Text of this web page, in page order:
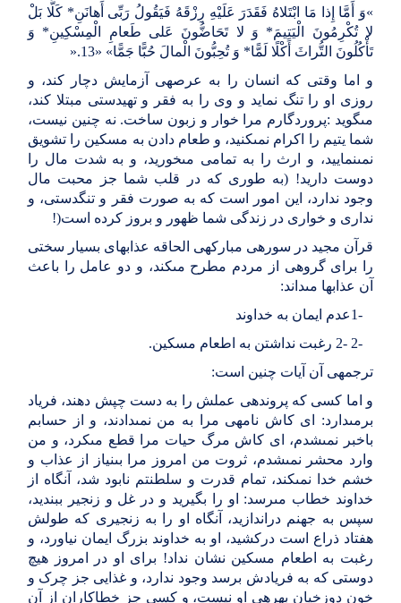
«وَ أَمَّا إِذا مَا ابْتَلاهُ فَقَدَرَ عَلَیْهِ رِزْقَهُ فَیَقُولُ رَبِّی أَهانَنِ* کَلَّا بَلْ
لا تُکْرِمُونَ الْیَتِیمَ* وَ لا تَحَاضُّونَ عَلى‏ طَعامِ الْمِسْکِینِ* وَ
تَأْکُلُونَ التُّراثَ أَکْلًا لَمًّا* وَ تُحِبُّونَ الْمالَ حُبًّا جَمًّا» «
13
».
و اما وقتى که انسان را به عرصه‏ى آزمایش دچار کند، و
روزى او را تنگ نماید و وى را به فقر و تهیدستى مبتلا کند،
مى‏گوید :پروردگارم مرا خوار و زبون ساخت. نه چنین نیست،
شما یتیم را اکرام نمى‏کنید، و طعام دادن به مسکین را تشویق
نمى‏نمایید، و ارث را به تمامى مى‏خورید، و به شدت مال را
دوست دارید! (به طورى که در قلب شما جز محبت مال
وجود ندارد، این امور است که به صورت فقر و تنگدستى، و
ندارى و خوارى در زندگى شما ظهور و بروز کرده است!)
قرآن مجید در سوره‏ى مبارکه‏ى الحاقه عذابهاى بسیار سختى
را براى گروهى از مردم مطرح مى‏کند، و دو عامل را باعث
آن عذابها مى‏داند:
1-عدم ایمان به خداوند
2-
2- رغبت نداشتن به اطعام مسکین.
ترجمه‏ى آن آیات چنین است:
و اما کسى که پرونده‏ى عملش را به دست چپش دهند، فریاد
برمى‏دارد: اى کاش نامه‏ى مرا به من نمى‏دادند، و از حسابم
باخبر نمى‏شدم، اى کاش مرگ حیات مرا قطع مى‏کرد، و من
وارد محشر نمى‏شدم، ثروت من امروز مرا بى‏نیاز از عذاب و
خشم خدا نمى‏کند، تمام قدرت و سلطنتم نابود شد، آنگاه از
خداوند خطاب مى‏رسد: او را بگیرید و در غل و زنجیر ببندید،
سپس به جهنم دراندازید، آنگاه او را به زنجیرى که طولش
هفتاد ذراع است درکشید، او به خداوند بزرگ ایمان نیاورد، و
رغبت به اطعام مسکین نشان نداد! براى او در امروز هیچ
دوستى که به فریادش برسد وجود ندارد، و غذایى جز چرک و
خون دوزخیان بهره‏ى او نیست، و کسى جز خطاکاران از آن